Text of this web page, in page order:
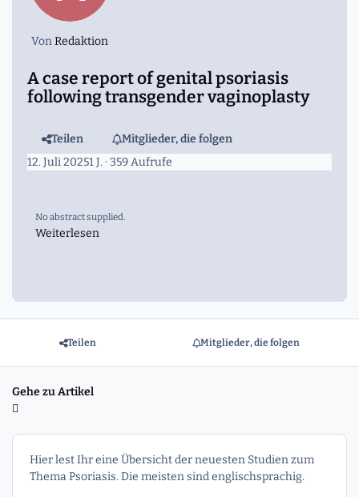
VonRedaktion
A case report of genital psoriasis
following transgender vaginoplasty
Teilen
Mitglieder, die folgen
12. Juli 20251 J. · 359 Aufrufe
No abstract supplied.
Weiterlesen
Teilen Mitglieder, die folgen
Gehe zu Artikel
Hier lest Ihr eine Übersicht der neuesten Studien zum
Thema Psoriasis. Die meisten sind englischsprachig.